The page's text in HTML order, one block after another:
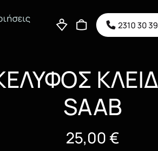
2310 30
SAAB
25,00 €